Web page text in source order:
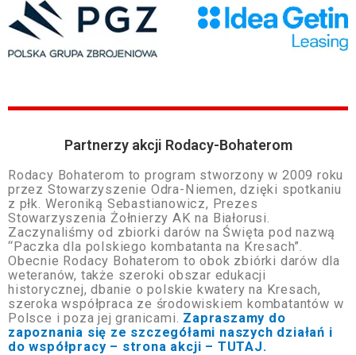
Partnerzy akcji Rodacy-Bohaterom
Rodacy Bohaterom to program stworzony w 2009 roku
przez Stowarzyszenie Odra-Niemen, dzięki spotkaniu
z płk. Weroniką Sebastianowicz, Prezes
Stowarzyszenia Żołnierzy AK na Białorusi.
Zaczynaliśmy od zbiorki darów na Święta pod nazwą
“Paczka dla polskiego kombatanta na Kresach”.
Obecnie Rodacy Bohaterom to obok zbiórki darów dla
weteranów, także szeroki obszar edukacji
historycznej, dbanie o polskie kwatery na Kresach,
szeroka współpraca ze środowiskiem kombatantów w
Polsce i poza jej granicami. Zapraszamy do
zapoznania się ze szczegółami naszych działań i
do współpracy – strona akcji – TUTAJ.